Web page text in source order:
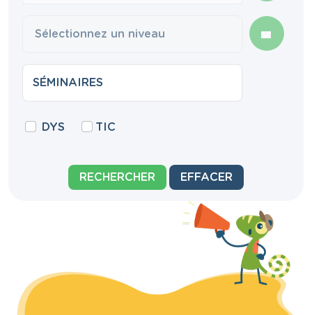
DYS TIC
RECHERCHER EFFACER